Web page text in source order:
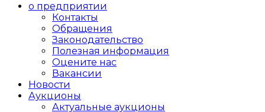
о предприятии
Контакты
Обращения
Законодательство
Полезная информация
Оцените нас
Вакансии
Новости
Аукционы
Актуальные аукционы